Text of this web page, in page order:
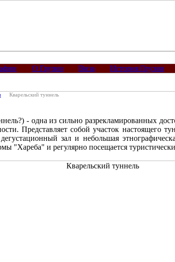
О Грузии Виза История Грузии
Кварельский туннель
- одна из сильно разрекламированных
Представляет собой участок настоящего
зал и небольшая
"Хареба" и регулярно посещается